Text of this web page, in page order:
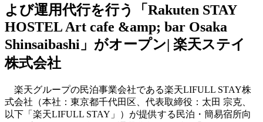
よび運用代行を行う「Rakuten STAY
HOSTEL Art cafe &amp; bar Osaka
Shinsaibashi」がオープン| 楽天ステイ
株式会社
楽天グループの民泊事業会社である楽天LIFULL STAY株
式会社（本社：東京都千代田区、代表取締役：太田 宗克、
以下「楽天LIFULL STAY」）が提供する民泊・簡易宿所向